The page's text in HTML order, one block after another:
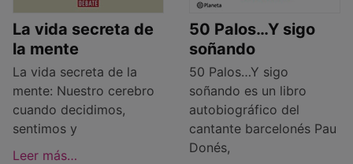
La vida secreta de
la mente
La vida secreta de la
mente: Nuestro cerebro
cuando decidimos,
sentimos y
Leer más…
50 Palos…Y sigo
soñando
50 Palos…Y sigo
soñando es un libro
autobiográfico del
cantante barcelonés Pau
Donés,